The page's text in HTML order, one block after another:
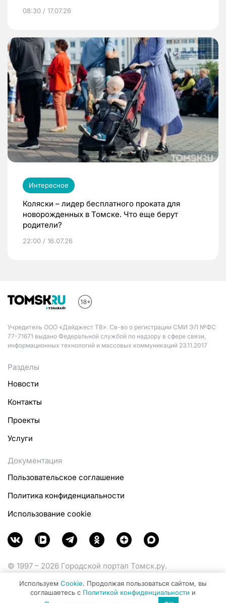
08:30 / 17.07.26
Интересное
Коляски – лидер бесплатного проката для
новорожденных в Томске. Что еще берут
родители?
22:00 / 16.07.26
Учредитель ООО «Дайджест ТВ». Св-во о регистрации СМИ ЭЛ №ФС
77-71671 выдано Федеральной службой по надзору в сфере связи,
информационных технологий и массовых коммуникаций 23.11.2017
Разделы
Новости
Контакты
Проекты
Услуги
Документация
Пользовательское соглашение
Политика конфиденциальности
Использование cookie
© 1997 – 2026 Городской портал Томск.ру.
Министерства цифрового развития, связи и массовых
коммуникаций Российской Федерации.
Используем Cookie. Продолжая пользоваться сайтом, вы
соглашаетесь с Политикой конфиденциальности и